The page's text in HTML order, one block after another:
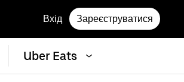
Вхід Зареєструватися
Uber Eats